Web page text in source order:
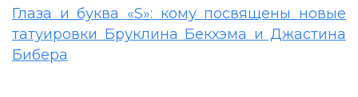
Глаза и буква «S»: кому посвящены новые
татуировки Бруклина Бекхэма и Джастина
Бибера